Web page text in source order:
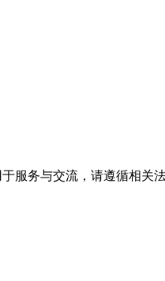
服务与交流，请遵循相